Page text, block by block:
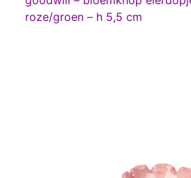
roze/groen – h 5,5 cm